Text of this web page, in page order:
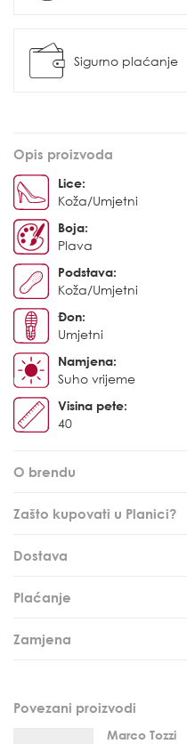
Sigurno plaćanje
Opis proizvoda
Lice:
Koža/Umjetni
Boja:
Plava
Podstava:
Koža/Umjetni
Đon:
Umjetni
Namjena:
Suho vrijeme
Visina pete:
40
O brendu
Zašto kupovati u Planici?
Dostava
Plaćanje
Zamjena
Povezani proizvodi
Marco Tozzi